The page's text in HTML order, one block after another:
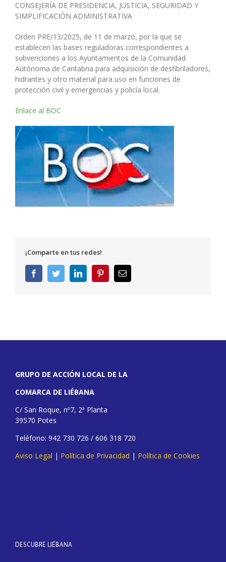
CONSEJERÍA DE PRESIDENCIA, JUSTICIA, SEGURIDAD Y
SIMPLIFICACIÓN ADMINISTRATIVA
Orden PRE/13/2025, de 11 de marzo, por la que se
establecen las bases reguladoras correspondientes a
subvenciones a los Ayuntamientos de la Comunidad
Autónoma de Cantabria para adquisición de desfibriladores,
hidrantes y otro material para uso en funciones de
protección civil y emergencias y policía local.
Enlace al BOC
¡Comparte en tus redes!
FacebookTwitterLinkedInPinterestCorreo
electrónico
GRUPO DE ACCIÓN LOCAL DE LA
COMARCA DE LIÉBANA
C/ San Roque, nº7, 2ª Planta
39570 Potes
Teléfono: 942 730 726 / 606 318 720
Aviso Legal | Política de Privacidad | Política de Cookies
DESCUBRE LIÉBANA